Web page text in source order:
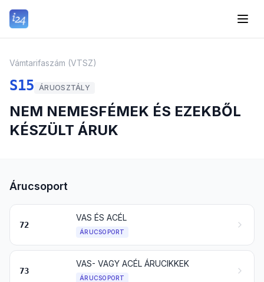
Vámtarifaszám (VTSZ)
S15 ÁRUOSZTÁLY
NEM NEMESFÉMEK ÉS EZEKBŐL
KÉSZÜLT ÁRUK
Árucsoport
72
VAS ÉS ACÉL
ÁRUCSOPORT
73
VAS- VAGY ACÉL ÁRUCIKKEK
ÁRUCSOPORT